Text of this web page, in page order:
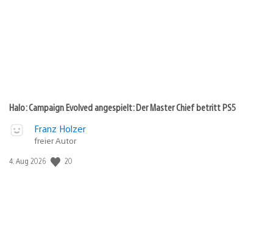
Halo: Campaign Evolved angespielt: Der Master Chief betritt PS5
Franz Holzer
freier Autor
Veröffentlichungsdatum:
4. Aug 2026 20